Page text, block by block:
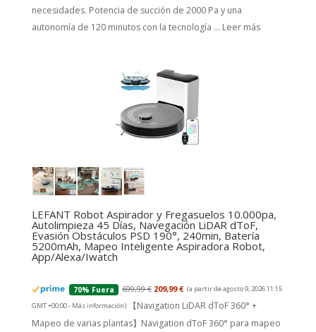
necesidades. Potencia de succión de 2000 Pa y una
autonomía de 120 minutos con la tecnología ... Leer más
LEFANT Robot Aspirador y Fregasuelos 10.000pa,
Autolimpieza 45 Días, Navegación LiDAR dToF,
Evasión Obstáculos PSD 190°, 240min, Batería
5200mAh, Mapeo Inteligente Aspiradora Robot,
App/Alexa/Iwatch
70% Fuera 699,99 € 209,99 € (a partir de agosto 9, 2026 11:15
GMT +00:00 - Más información)
【Navigation LiDAR dToF 360° +
Mapeo de varias plantas】Navigation dToF 360° para mapeo